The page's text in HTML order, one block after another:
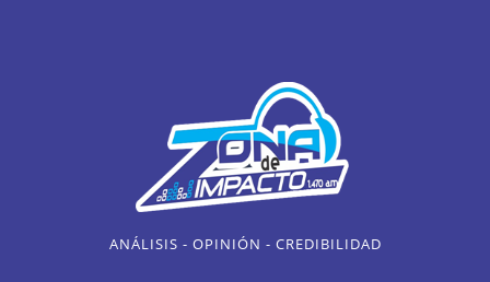
ANÁLISIS - OPINIÓN - CREDIBILIDAD